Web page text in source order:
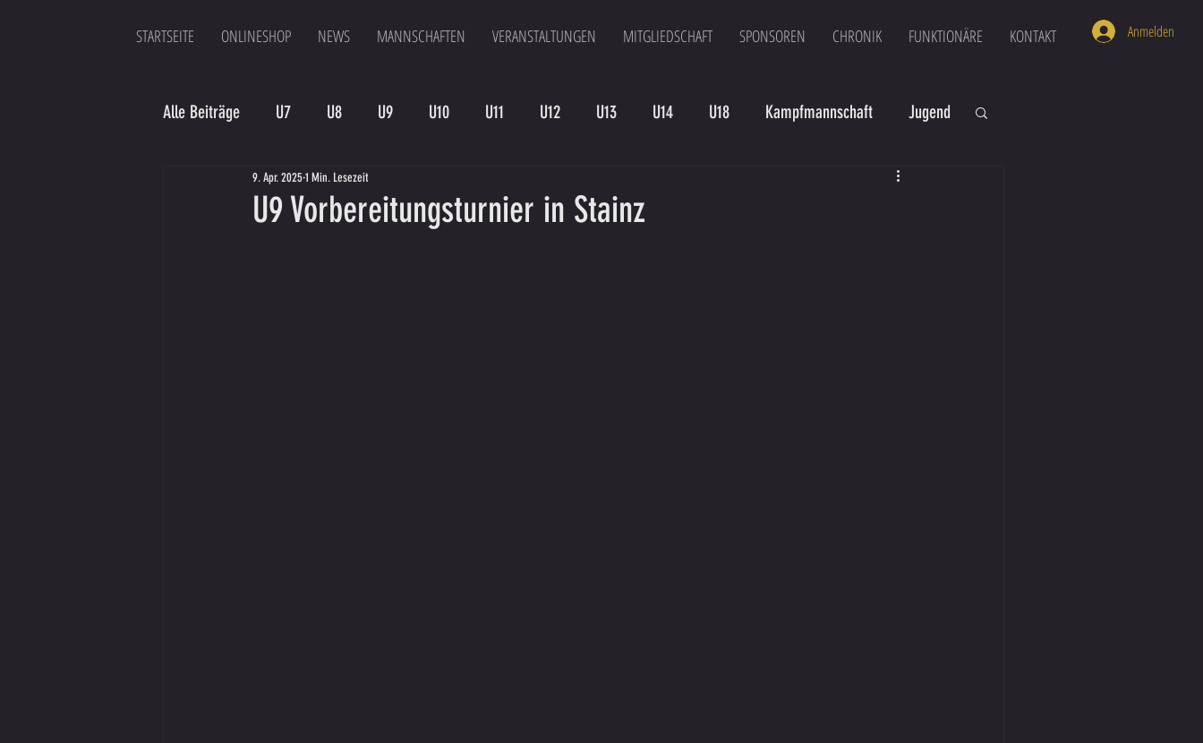
STARTSEITE ONLINESHOP NEWS MANNSCHAFTEN VERANSTALTUNGEN MITGLIEDSCHAFT SPONSOREN CHRONIK FUNKTIONÄRE KONTAKT Anmelden
Alle Beiträge U7 U8 U9 U10 U11 U12 U13 U14 U18 Kampfmannschaft Jugend
Spielergebnis Veranstaltungen
U9 Vorbereitungsturnier in Stainz
9. Apr. 20251 Min. Lesezeit